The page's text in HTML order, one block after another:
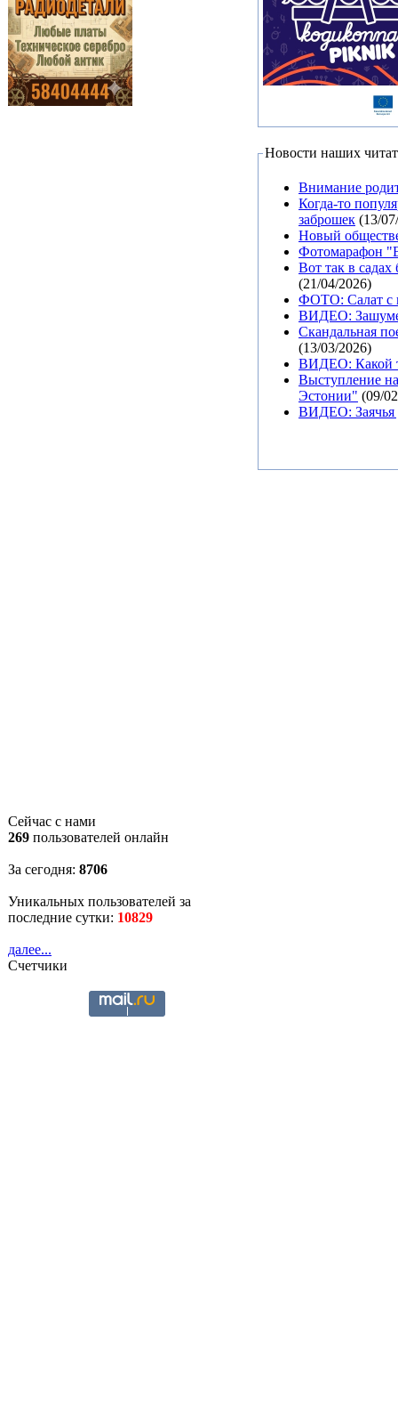
Сейчас с нами
269 пользователей онлайн
За сегодня: 8706
Уникальных пользователей за
последние сутки: 10829
далее...
Счетчики
Новости наших
Внимание
Когда-то
заброшек (13/
Новый
Фотомарафон
Вот так в
(21/04/2026)
ФОТО: Салат с
ВИДЕО:
Скандальная
(13/03/2026)
ВИДЕО: Какой
Выступление
Эстонии" (09/
ВИДЕО: Заячья